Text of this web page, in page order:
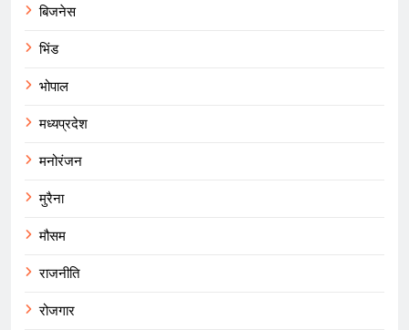
बिजनेस
भिंड
भोपाल
मध्यप्रदेश
मनोरंजन
मुरैना
मौसम
राजनीति
रोजगार